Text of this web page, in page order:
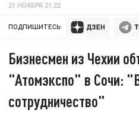
21 НОЯБРЯ 21:22
ПОДПИШИТЕСЬ:
Бизнесмен из Чехии
"Атомэкспо" в Сочи:
сотрудничество"